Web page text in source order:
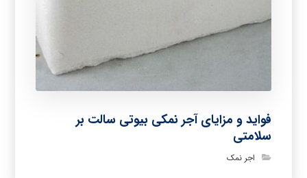
فواید و مزایای آجر نمکی بیوتی سالت بر
سلامتی
اجر نمک